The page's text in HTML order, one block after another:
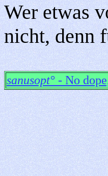
Wer etwas
nicht, denn
sanusopt° - No